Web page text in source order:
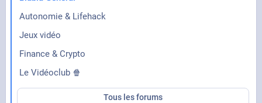
Autonomie & Lifehack
Jeux vidéo
Finance & Crypto
Le Vidéoclub 🍿
Tous les forums